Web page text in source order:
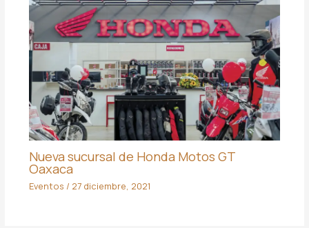
Nueva sucursal de Honda Motos GT
Oaxaca
Eventos / 27 diciembre, 2021